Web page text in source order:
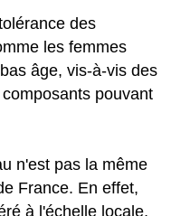
des
les femmes
âge, vis-à-vis des
pouvant
n'est pas la même
France. En effet,
à l'échelle locale,